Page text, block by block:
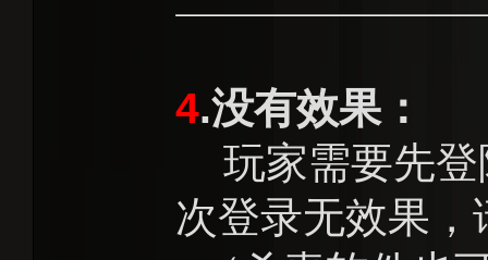
4.没有效果：
玩家需要先登
次登录无效果